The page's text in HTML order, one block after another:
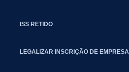
ISS RETIDO
LEGALIZAR INSCRIÇÃO DE EMPRESA